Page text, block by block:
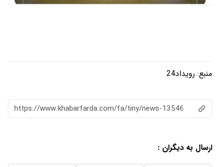
منبع: رویداد24
https://www.khabarfarda.com/fa/tiny/news-13546
ارسال به دیگران :